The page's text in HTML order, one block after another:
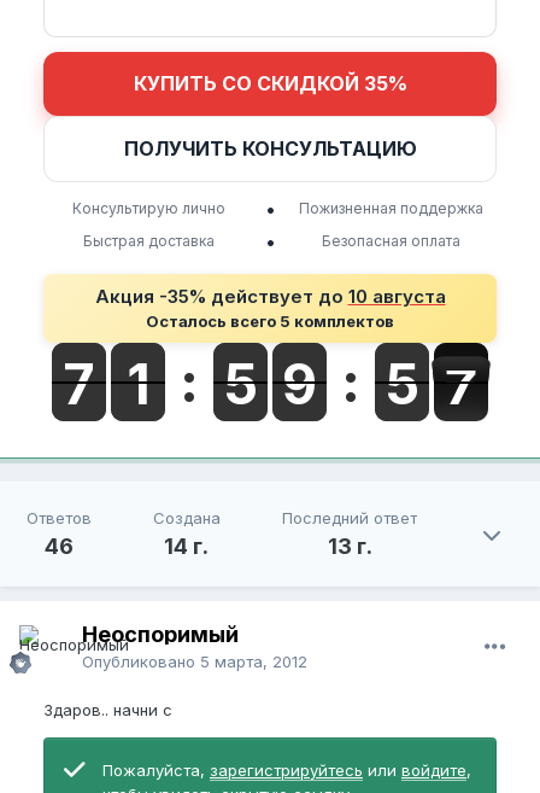
КУПИТЬ СО СКИДКОЙ 35%
ПОЛУЧИТЬ КОНСУЛЬТАЦИЮ
Консультирую лично •
Пожизненная поддержка
Быстрая доставка
• Безопасная оплата
Акция -35% действует до 10 августа
Осталось всего 5 комплектов
Ответов
46
Создана
14 г.
Последний ответ
13 г.
Неоспоримый
Опубликовано 5 марта, 2012
Здаров.. начни с
Пожалуйста, зарегистрируйтесь или войдите,